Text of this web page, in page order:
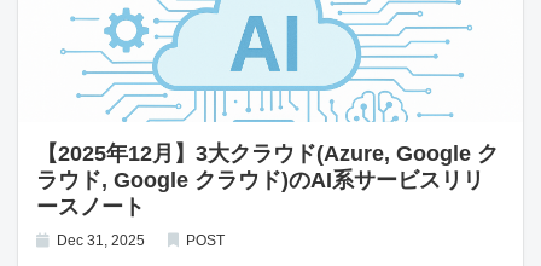
【2025年12月】3大クラウド(Azure, Google ク
ラウド, Google クラウド)のAI系サービスリリ
ースノート
Dec 31, 2025 POST